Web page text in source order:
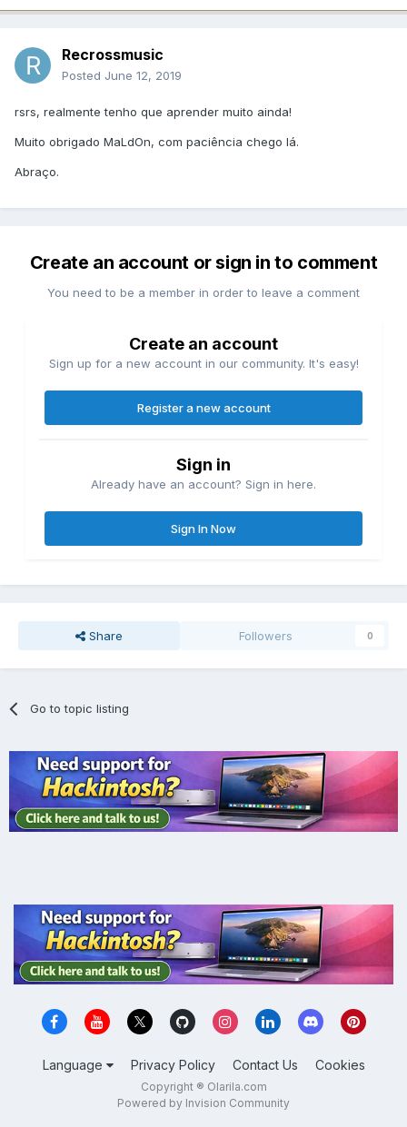
Recrossmusic
Posted June 12, 2019
rsrs, realmente tenho que aprender muito ainda!
Muito obrigado MaLdOn, com paciência chego lá.
Abraço.
Create an account or sign in to comment
You need to be a member in order to leave a comment
Create an account
Sign up for a new account in our community. It's easy!
Register a new account
Sign in
Already have an account? Sign in here.
Sign In Now
Share Followers 0
Go to topic listing
Language Privacy Policy Contact Us Cookies
Copyright ® Olarila.com
Powered by Invision Community